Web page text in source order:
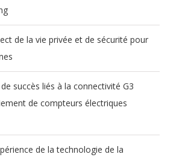
de la vie privée et de sécurité pour
succès liés à la connectivité G3
de compteurs électriques
de la technologie de la